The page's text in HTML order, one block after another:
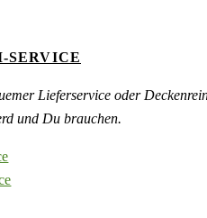
SERVICE
Lieferservice oder
und Du brauchen.